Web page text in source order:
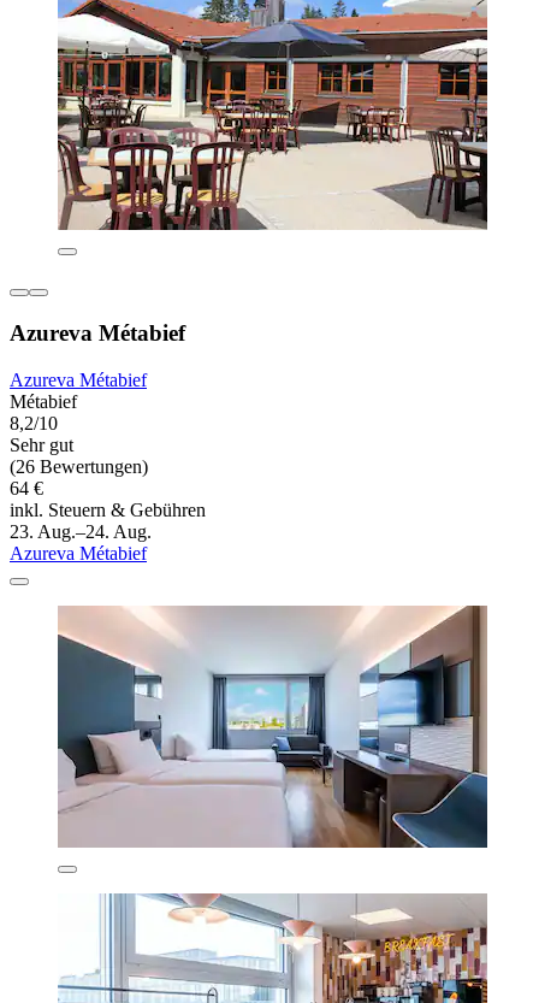
Azureva Métabief
Azureva Métabief
Métabief
8,2/10
Sehr gut
(26 Bewertungen)
64 €
inkl. Steuern & Gebühren
23. Aug.–24. Aug.
Azureva Métabief